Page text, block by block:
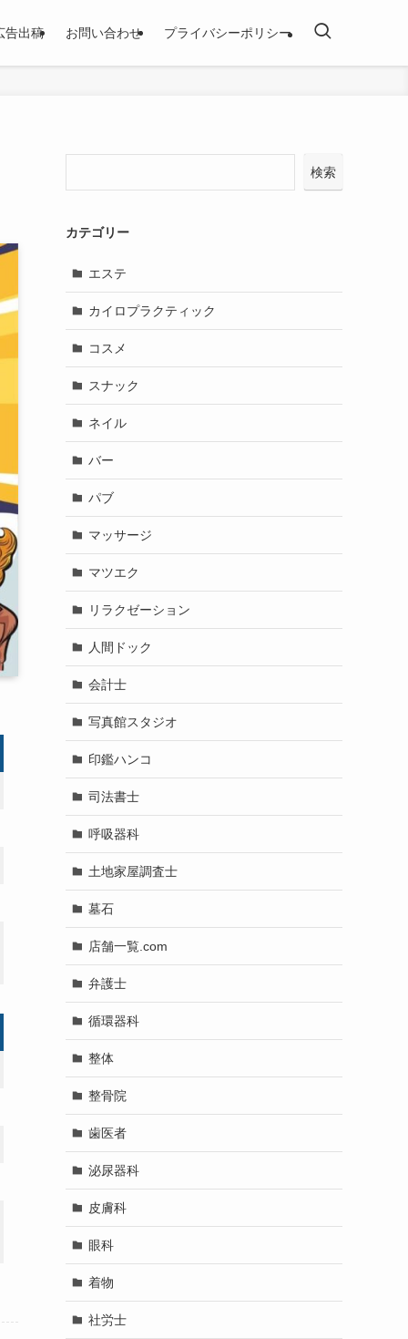
告出稿 お問い合わせ プライバシーポリシー
検索
カテゴリー
エステ
カイロプラクティック
コスメ
スナック
ネイル
バー
パブ
マッサージ
マツエク
リラクゼーション
人間ドック
会計士
写真館スタジオ
印鑑ハンコ
司法書士
呼吸器科
土地家屋調査士
墓石
店舗一覧.com
弁護士
循環器科
整体
整骨院
歯医者
泌尿器科
皮膚科
眼科
着物
社労士